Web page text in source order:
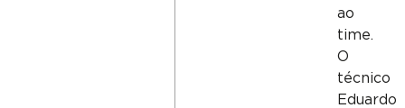
ao
time.
O
técnico
Eduardo